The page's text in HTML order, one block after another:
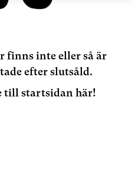
finns inte eller så är
efter slutsåld.
till startsidan här!